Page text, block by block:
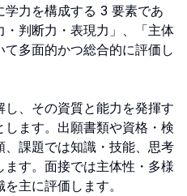
力を構成する 3 要素であ
判断力・表現力」、「主体
多面的かつ総合的に評価し
、その資質と能力を発揮す
ます。出願書類や資格・検
課題では知識・技能、思考
す。面接では主体性・多様
主に評価します。